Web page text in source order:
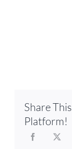
Share
Platform!